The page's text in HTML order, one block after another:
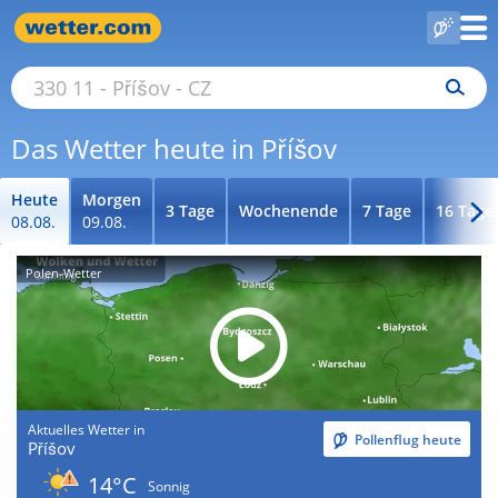
Das Wetter heute in Příšov
Heute
08.08.
Morgen
09.08.
3 Tage Wochenende 7 Tage 16 Tage
Polen-Wetter
Aktuelles Wetter in
Příšov Pollenflug heute
14°C
Sonnig